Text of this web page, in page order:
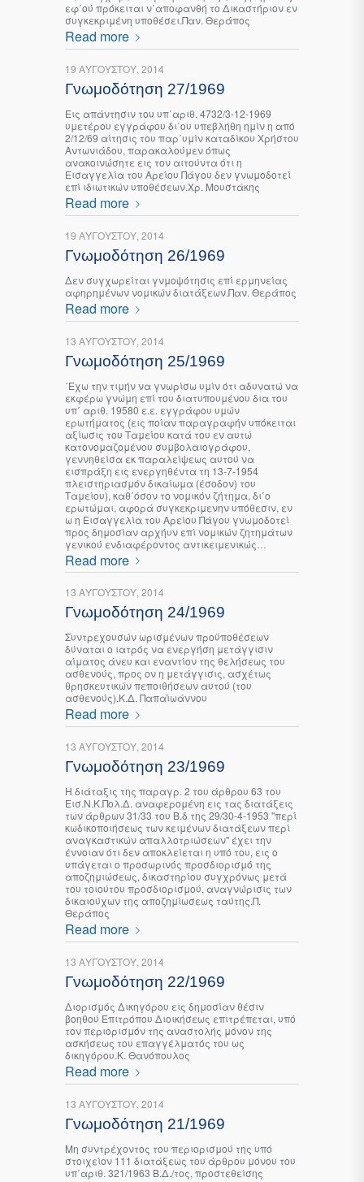
εφ΄ού πρόκειται ν΄αποφανθή το Δικαστήριον εν
συγκεκριμένη υποθέσει.Παν. Θεράπος
Read more
19 ΑΥΓΟΎΣΤΟΥ, 2014
Γνωμοδότηση 27/1969
Εις απάντησιν του υπ΄αριθ. 4732/3-12-1969
υμετέρου εγγράφου δι΄ου υπεβλήθη ημίν η από
2/12/69 αίτησις του παρ΄υμίν καταδίκου Χρήστου
Αντωνιάδου, παρακαλούμεν όπως
ανακοινώσητε εις τον αιτούντα ότι η
Εισαγγελία του Αρείου Πάγου δεν γνωμοδοτεί
επί ιδιωτικών υποθέσεων.Χρ. Μουστάκης
Read more
19 ΑΥΓΟΎΣΤΟΥ, 2014
Γνωμοδότηση 26/1969
Δεν συγχωρείται γνμοψότησις επί ερμηνείας
αφηρημένων νομικών διατάξεων.Παν. Θεράπος
Read more
13 ΑΥΓΟΎΣΤΟΥ, 2014
Γνωμοδότηση 25/1969
΄Εχω την τιμήν να γνωρίσω υμίν ότι αδυνατώ να
εκφέρω γνώμη επί του διατυπουμένου δια του
υπ΄ αριθ. 19580 ε.ε. εγγράφου υμών
ερωτήματος (εις ποίαν παραγραφήν υπόκειται
αξίωσις του Ταμείου κατά του εν αυτώ
κατονομαζομένου συμβολαιογράφου,
γεννηθείσα εκ παραλείψεως αυτού να
εισπράξη εις ενεργηθέντα τη 13-7-1954
πλειστηριασμόν δικαίωμα (έσοδον) του
Ταμείου), καθ΄όσον το νομικόν ζήτημα, δι΄ο
ερωτώμαι, αφορά συγκεκριμενην υπόθεσιν, εν
ω η Εισαγγελία του Αρείου Πάγου γνωμοδοτεί
προς δημοσίαν αρχήυν επί νομικών ζητημάτων
γενικού ενδιαφέροντος αντικειμενικώς…
Read more
13 ΑΥΓΟΎΣΤΟΥ, 2014
Γνωμοδότηση 24/1969
Συντρεχουσών ωρισμένων προϋποθέσεων
δύναται ο ιατρός να ενεργήση μετάγγισιν
αίματος άνευ και εναντίον της θελήσεως του
ασθενούς, προς ον η μετάγγισις, ασχέτως
θρησκευτικών πεποιθήσεων αυτού (του
ασθενούς).Κ.Δ. Παπαϊωάννου
Read more
13 ΑΥΓΟΎΣΤΟΥ, 2014
Γνωμοδότηση 23/1969
Η διάταξις της παραγρ. 2 του άρθρου 63 του
Εισ.Ν.Κ.Πολ.Δ. αναφερομένη εις τας διατάξεις
των άρθρων 31/33 του Β.δ της 29/30-4-1953 "περί
κωδικοποιήσεως των κειμένων διατάξεων περί
αναγκαστικών απαλλοτριώσεων" έχει την
έννοιαν ότι δεν αποκλείεται η υπό του, εις ο
υπάγεται ο προσωρινός προσδιορισμό της
αποζημιώσεως, δικαστηρίου συγχρόνως μετά
του τοιούτου προσδιορισμού, αναγνώρισις των
δικαιούχων της αποζημίωσεως ταύτης.Π.
Θεράπος
Read more
13 ΑΥΓΟΎΣΤΟΥ, 2014
Γνωμοδότηση 22/1969
Διορισμός Δικηγόρου εις δημοσίαν θέσιν
βοηθού Επιτρόπου Διοικήσεως επιτρέπεται, υπό
τον περιορισμόν της αναστολής μόνον της
ασκήσεως του επαγγέλματός του ως
δικηγόρου.Κ. Θανόπουλος
Read more
13 ΑΥΓΟΎΣΤΟΥ, 2014
Γνωμοδότηση 21/1969
Μη συντρέχοντος του περιορισμού της υπό
στοιχείον 111 διατάξεως του άρθρου μόνου του
υπ΄αριθ. 321/1963 Β.Δ./τος, προστεθείσης